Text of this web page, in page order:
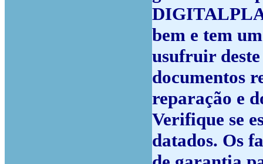
bem e tem
usufruir
documentos
reparação e
Verifique se
datados. Os